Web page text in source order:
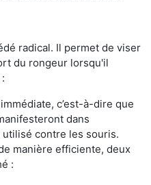
radical. Il permet de viser
du rongeur lorsqu'il
c’est-à-dire que
dans
contre les souris.
manière efficiente, deux
: